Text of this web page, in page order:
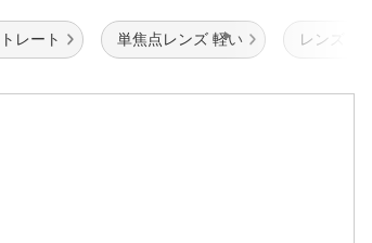
レート 単焦点レンズ 軽い レンズ マ